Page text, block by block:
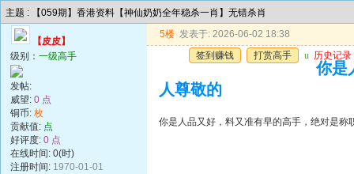
主题 : 【059期】香港资料【神仙奶奶全年稳杀一肖】无错杀肖
【皮皮】
级别： 一级高手
发帖:
威望: 0 点
铜币: 枚
贡献值: 点
好评度: 0 点
在线时间: 0(时)
注册时间: 1970-01-01
5楼 发表于: 2026-06-02 18:38
签到赚钱
打赏高手 u 历史记录
你是
人尊敬的
你是人品又好，料又准有早的高手，绝对是称